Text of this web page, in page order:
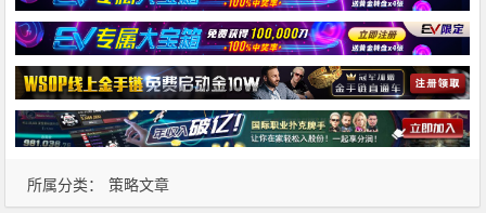
所属分类： 策略文章